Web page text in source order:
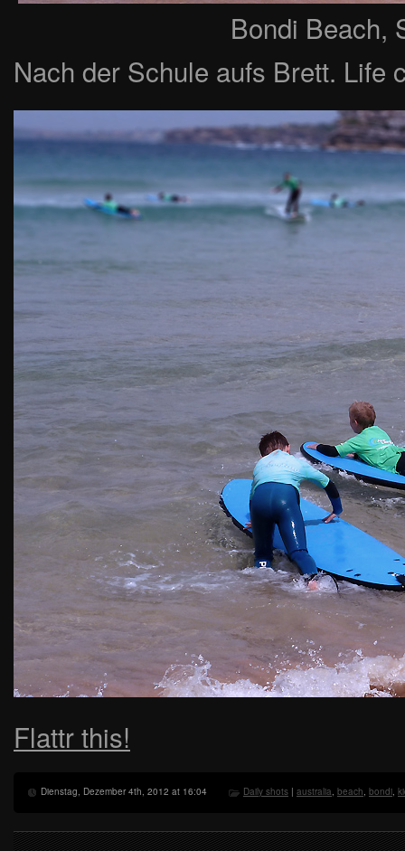
Bondi Beach,
Nach der Schule aufs Brett. Life
Flattr this!
Dienstag, Dezember 4th, 2012 at 16:04 Daily shots | australia, beach, bondi,